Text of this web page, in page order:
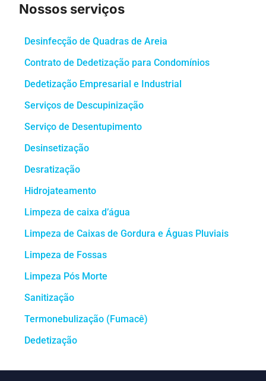
Nossos serviços
Desinfecção de Quadras de Areia
Contrato de Dedetização para Condomínios
Dedetização Empresarial e Industrial
Serviços de Descupinização
Serviço de Desentupimento
Desinsetização
Desratização
Hidrojateamento
Limpeza de caixa d’água
Limpeza de Caixas de Gordura e Águas Pluviais
Limpeza de Fossas
Limpeza Pós Morte
Sanitização
Termonebulização (Fumacê)
Dedetização